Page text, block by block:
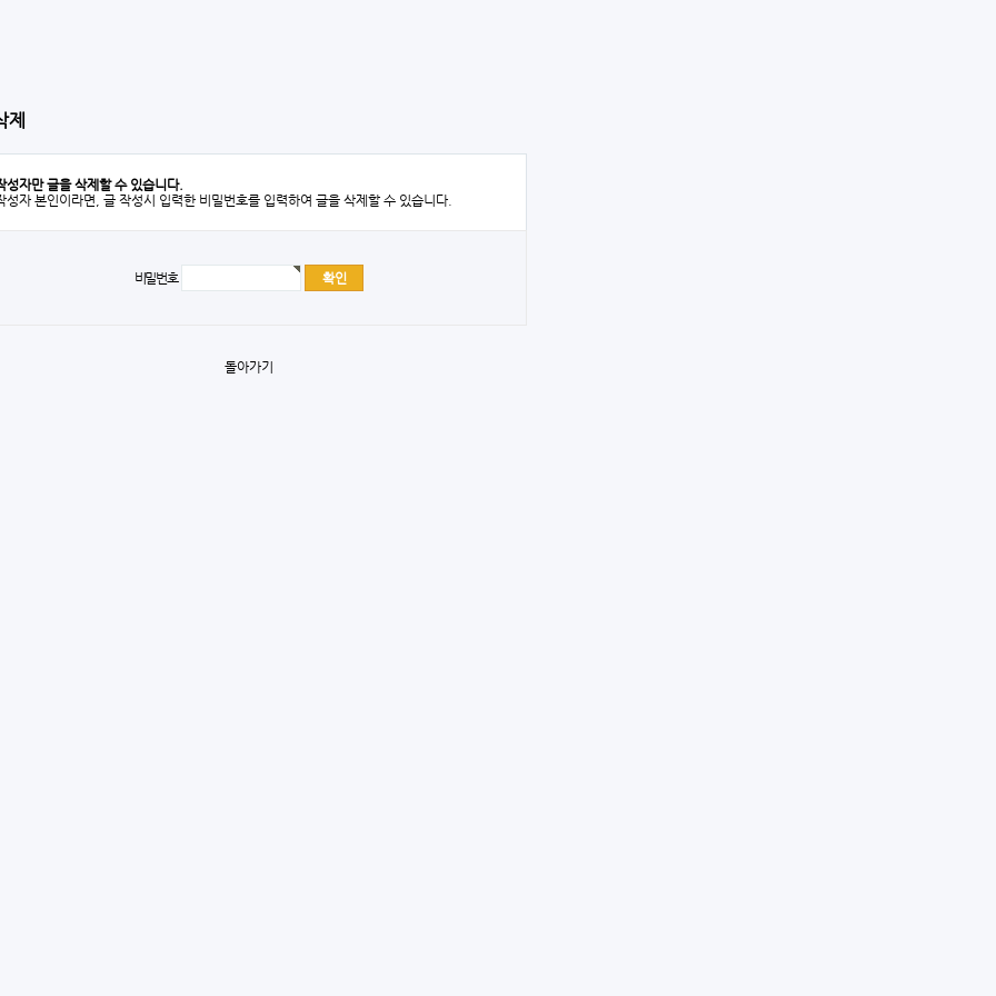
제
성자만 글을 삭제할 수 있습니다.
성자 본인이라면, 글 작성시 입력한 비밀번호를 입력하여 글을 삭제할 수 있습니다.
비밀번호
돌아가기